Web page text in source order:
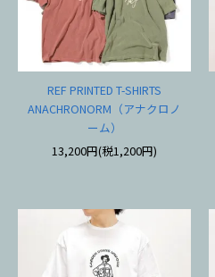
REF PRINTED T-SHIRTS
ANACHRONORM（アナクロノ
ーム）
13,200円(税1,200円)